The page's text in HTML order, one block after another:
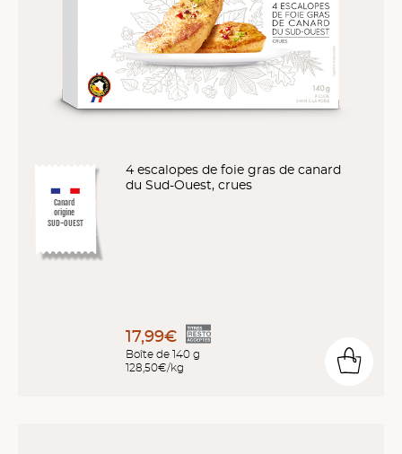
Canard
origine
SUD-OUEST
4 escalopes de foie gras de canard
du Sud-Ouest, crues
17,99€
Boîte de 140 g
128,50€/kg